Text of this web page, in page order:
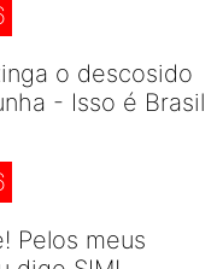
o descosido
- Isso é Brasil
Pelos meus